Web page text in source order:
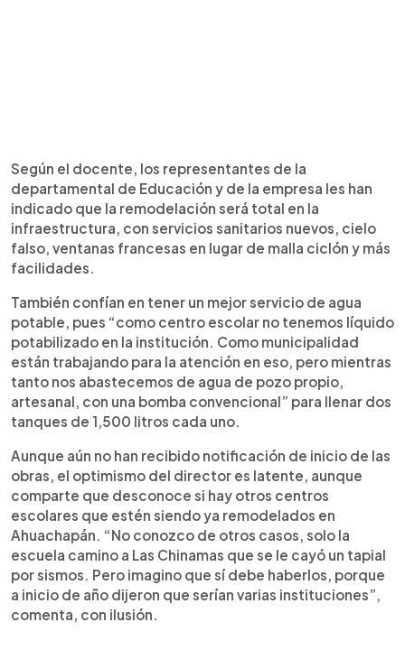
Según el docente, los representantes de la
departamental de Educación y de la empresa les han
indicado que la remodelación será total en la
infraestructura, con servicios sanitarios nuevos, cielo
falso, ventanas francesas en lugar de malla ciclón y más
facilidades.
También confían en tener un mejor servicio de agua
potable, pues “como centro escolar no tenemos líquido
potabilizado en la institución. Como municipalidad
están trabajando para la atención en eso, pero mientras
tanto nos abastecemos de agua de pozo propio,
artesanal, con una bomba convencional” para llenar dos
tanques de 1,500 litros cada uno.
Aunque aún no han recibido notificación de inicio de las
obras, el optimismo del director es latente, aunque
comparte que desconoce si hay otros centros
escolares que estén siendo ya remodelados en
Ahuachapán. “No conozco de otros casos, solo la
escuela camino a Las Chinamas que se le cayó un tapial
por sismos. Pero imagino que sí debe haberlos, porque
a inicio de año dijeron que serían varias instituciones”,
comenta, con ilusión.